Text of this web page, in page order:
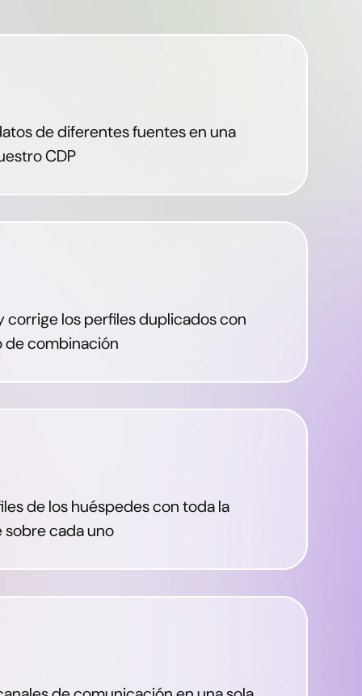
de diferentes fuentes en una
CDP
corrige los perfiles duplicados con
de combinación
de los huéspedes con toda la
cada uno